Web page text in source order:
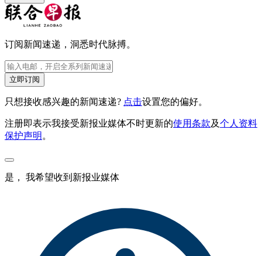
订阅新闻速递，洞悉时代脉搏。
立即订阅
只想接收感兴趣的新闻速递? 点击设置您的偏好。
注册即表示我接受新报业媒体不时更新的使用条款及个人资料
保护声明。
是， 我希望收到新报业媒体